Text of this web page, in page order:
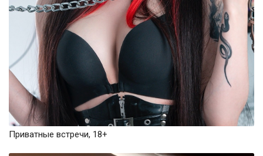
Приватные встречи, 18+